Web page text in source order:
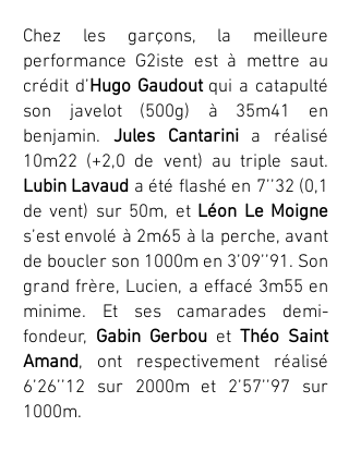
Chez les garçons, la meilleure
performance G2iste est à mettre au
crédit d’Hugo Gaudoutqui a catapulté
son javelot (500g) à 35m41 en
benjamin. Jules Cantarinia réalisé
10m22 (+2,0 de vent) au triple saut.
Lubin Lavaud a été flashé en 7’’32 (0,1
de vent) sur 50m, et Léon Le Moigne
s’est envolé à 2m65 à la perche, avant
de boucler son 1000m en 3’09’’91. Son
grand frère, Lucien, a effacé 3m55 en
minime. Et ses camarades demi-
fondeur, Gabin Gerbou et Théo Saint
Amand, ont respectivement réalisé
6’26’’12 sur 2000m et 2’57’’97 sur
1000m.